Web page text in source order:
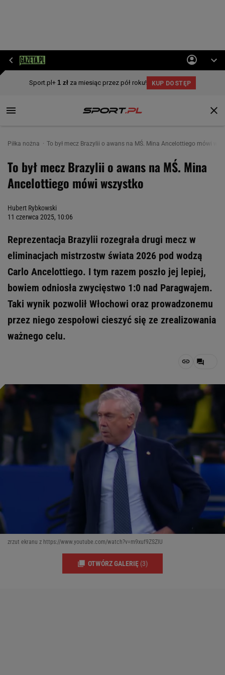
Piłka nożna To był mecz Brazylii o awans na MŚ. Mina Ancelottiego mówi
To był mecz Brazylii o awans na MŚ. Mina
Ancelottiego mówi wszystko
Hubert Rybkowski
11 czerwca 2025, 10:06
Reprezentacja Brazylii rozegrała drugi mecz w
eliminacjach mistrzostw świata 2026 pod wodzą
Carlo Ancelottiego. I tym razem poszło jej lepiej,
bowiem odniosła zwycięstwo 1:0 nad Paragwajem.
Taki wynik pozwolił Włochowi oraz prowadzonemu
przez niego zespołowi cieszyć się ze zrealizowania
ważnego celu.
zrzut ekranu z https://www.youtube.com/watch?v=m9xuf9ZSZlU
OTWÓRZ GALERIĘ (3)